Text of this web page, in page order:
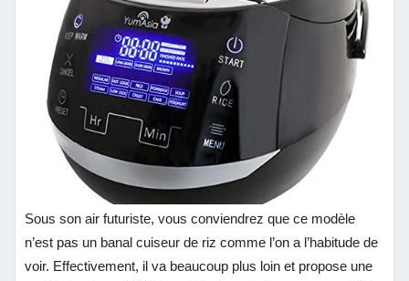
Sous son air futuriste, vous conviendrez que ce modèle
n’est pas un banal cuiseur de riz comme l’on a l’habitude de
voir. Effectivement, il va beaucoup plus loin et propose une